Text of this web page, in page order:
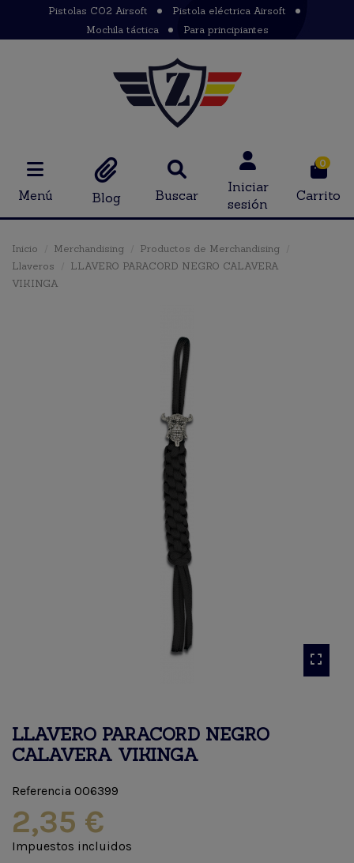
Pistolas CO2 Airsoft
Pistola eléctrica Airsoft
Mochila táctica
Para principiantes
Menú Blog Buscar
Iniciar
sesión
0
Carrito
Inicio Merchandising
Productos de Merchandising
Llaveros
LLAVERO PARACORD NEGRO CALAVERA
VIKINGA
LLAVERO PARACORD NEGRO
CALAVERA VIKINGA
Referencia 006399
2,35 €
Impuestos incluidos